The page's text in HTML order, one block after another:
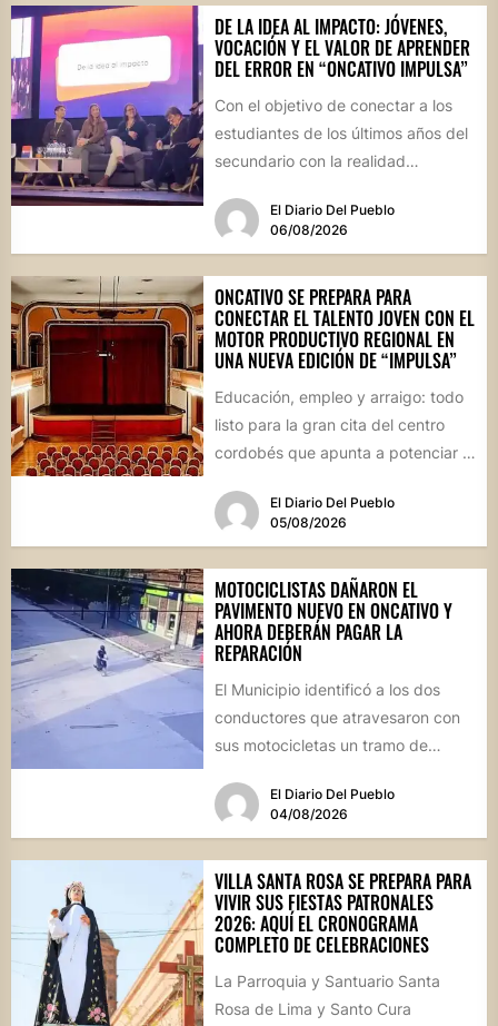
DE LA IDEA AL IMPACTO: JÓVENES,
VOCACIÓN Y EL VALOR DE APRENDER
DEL ERROR EN “ONCATIVO IMPULSA”
Con el objetivo de conectar a los
estudiantes de los últimos años del
secundario con la realidad
El Diario Del Pueblo
06/08/2026
ONCATIVO SE PREPARA PARA
CONECTAR EL TALENTO JOVEN CON EL
MOTOR PRODUCTIVO REGIONAL EN
UNA NUEVA EDICIÓN DE “IMPULSA”
Educación, empleo y arraigo: todo
listo para la gran cita del centro
cordobés que apunta a potenciar el
El Diario Del Pueblo
05/08/2026
MOTOCICLISTAS DAÑARON EL
PAVIMENTO NUEVO EN ONCATIVO Y
AHORA DEBERÁN PAGAR LA
REPARACIÓN
El Municipio identificó a los dos
conductores que atravesaron con
sus motocicletas un tramo de
calle...
El Diario Del Pueblo
04/08/2026
VILLA SANTA ROSA SE PREPARA PARA
VIVIR SUS FIESTAS PATRONALES
2026: AQUÍ EL CRONOGRAMA
COMPLETO DE CELEBRACIONES
La Parroquia y Santuario Santa
Rosa de Lima y Santo Cura